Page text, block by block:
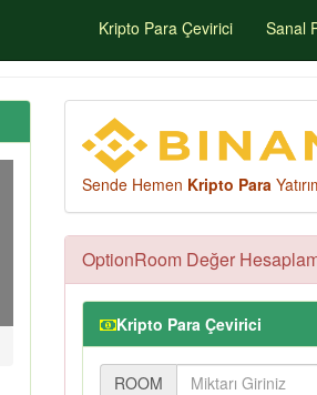
Kripto Para Çevirici Sanal
Sende Hemen Kripto Para
OptionRoom Değer
Kripto Para Çevirici
ROOM